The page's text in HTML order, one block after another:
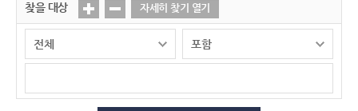
찾을 대상 자세히 찾기 열기